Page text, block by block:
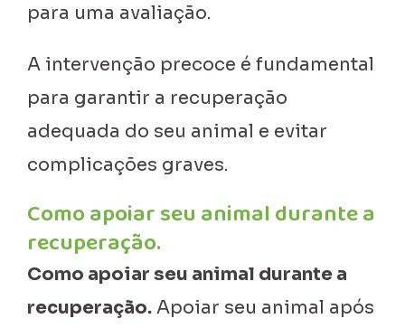
para uma avaliação.
A intervenção precoce é fundamental
para garantir a recuperação
adequada do seu animal e evitar
complicações graves.
Como apoiar seu animal durante a
recuperação.
Como apoiar seu animal durante a
recuperação. Apoiar seu animal após